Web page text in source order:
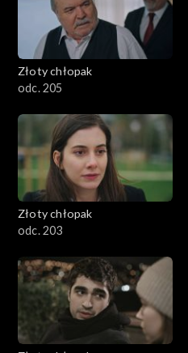
Złoty chłopak
odc. 205
Złoty chłopak
odc. 203